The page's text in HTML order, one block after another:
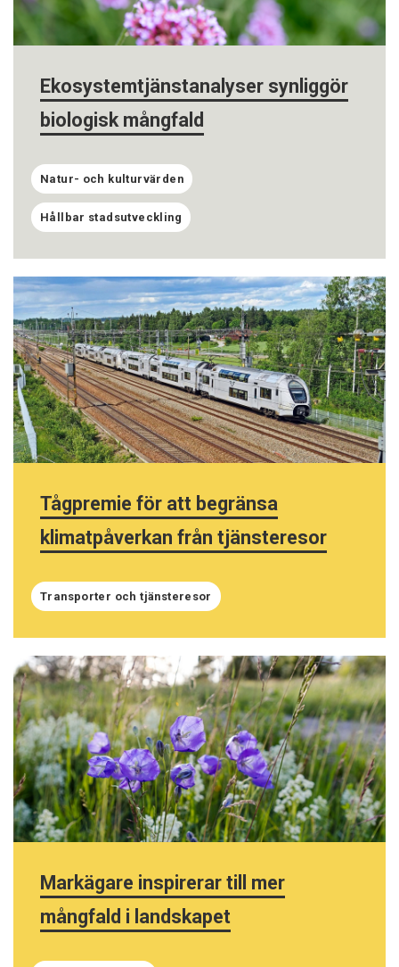
Ekosystemtjänstanalyser synliggör
biologisk mångfald
Natur- och kulturvärden
Hållbar stadsutveckling
Tågpremie för att begränsa
klimatpåverkan från tjänsteresor
Transporter och tjänsteresor
Markägare inspirerar till mer
mångfald i landskapet